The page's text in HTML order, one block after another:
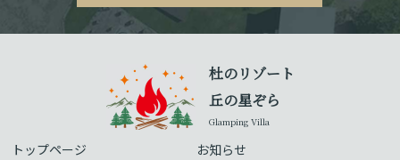
杜のリゾート
丘の星ぞら
Glamping Villa
トップページ
お知らせ